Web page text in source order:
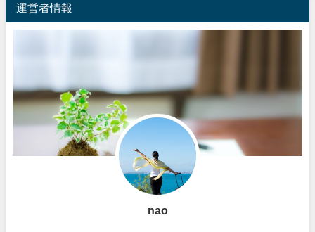
運営者情報
nao